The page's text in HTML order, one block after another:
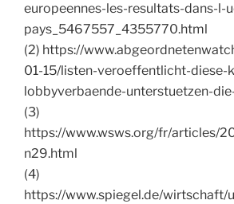
europeennes-les-resultats-dans-l-
pays_5467557_4355770.html
(2) https://
01-15/listen-veroeffentlicht-diese-
lobbyverbaende-unterstuetzen-
(3)
https://www.wsws.org/fr/articles/
n29.html
(4)
https://www.spiegel.de/wirtschaft/